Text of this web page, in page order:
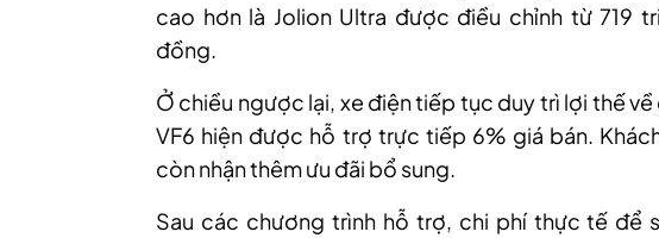
cao hơn là Jolion Ultra được điều chỉnh từ 719
đồng.
Ở chiều ngược lại, xe điện tiếp tục duy trì lợi thế về
VF6 hiện được hỗ trợ trực tiếp 6% giá bán.
còn nhận thêm ưu đãi bổ sung.
Sau các chương trình hỗ trợ, chi phí thực tế để